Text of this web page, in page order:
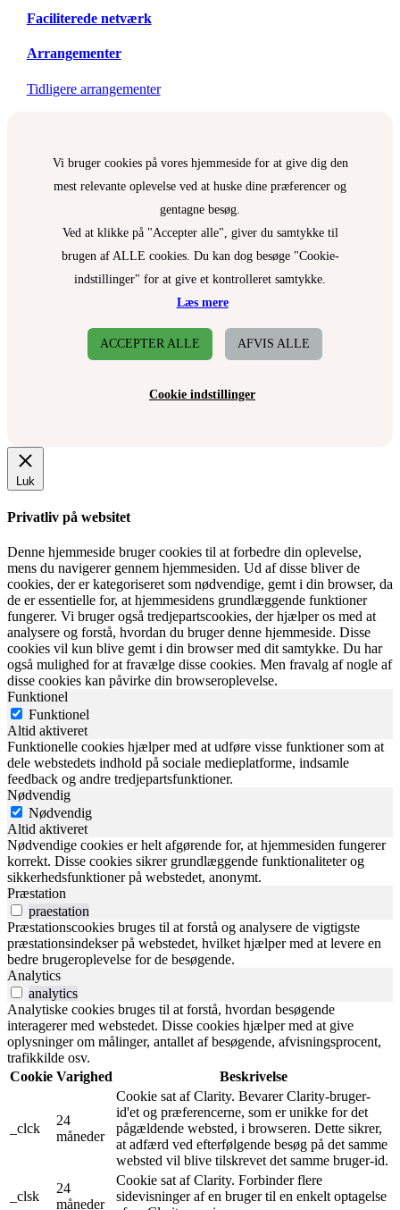
Faciliterede netværk
Arrangementer
Tidligere arrangementer
Vi bruger cookies på vores hjemmeside for at give dig den
mest relevante oplevelse ved at huske dine præferencer og
gentagne besøg.
Ved at klikke på "Accepter alle", giver du samtykke til
brugen af ALLE cookies. Du kan dog besøge "Cookie-
indstillinger" for at give et kontrolleret samtykke.
Læs mere
ACCEPTER ALLE AFVIS ALLE
Cookie indstillinger
Luk
Privatliv på websitet
Denne hjemmeside bruger cookies til at forbedre din oplevelse,
mens du navigerer gennem hjemmesiden. Ud af disse bliver de
cookies, der er kategoriseret som nødvendige, gemt i din browser, da
de er essentielle for, at hjemmesidens grundlæggende funktioner
fungerer. Vi bruger også tredjepartscookies, der hjælper os med at
analysere og forstå, hvordan du bruger denne hjemmeside. Disse
cookies vil kun blive gemt i din browser med dit samtykke. Du har
også mulighed for at fravælge disse cookies. Men fravalg af nogle af
disse cookies kan påvirke din browseroplevelse.
Funktionel
Funktionel
Altid aktiveret
Funktionelle cookies hjælper med at udføre visse funktioner som at
dele webstedets indhold på sociale medieplatforme, indsamle
feedback og andre tredjepartsfunktioner.
Nødvendig
Nødvendig
Altid aktiveret
Nødvendige cookies er helt afgørende for, at hjemmesiden fungerer
korrekt. Disse cookies sikrer grundlæggende funktionaliteter og
sikkerhedsfunktioner på webstedet, anonymt.
Præstation
praestation
Præstationscookies bruges til at forstå og analysere de vigtigste
præstationsindekser på webstedet, hvilket hjælper med at levere en
bedre brugeroplevelse for de besøgende.
Analytics
analytics
Analytiske cookies bruges til at forstå, hvordan besøgende
interagerer med webstedet. Disse cookies hjælper med at give
oplysninger om målinger, antallet af besøgende, afvisningsprocent,
trafikkilde osv.
Cookie Varighed Beskrivelse
_clck
24
måneder
Cookie sat af Clarity. Bevarer Clarity-bruger-
id'et og præferencerne, som er unikke for det
pågældende websted, i browseren. Dette sikrer,
at adfærd ved efterfølgende besøg på det samme
websted vil blive tilskrevet det samme bruger-id.
_clsk
24
måneder
Cookie sat af Clarity. Forbinder flere
sidevisninger af en bruger til en enkelt optagelse